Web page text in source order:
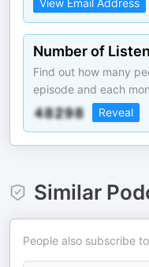
View Email Address
Number of
Find out how many
episode and each
Reveal
Similar
People also subscribe